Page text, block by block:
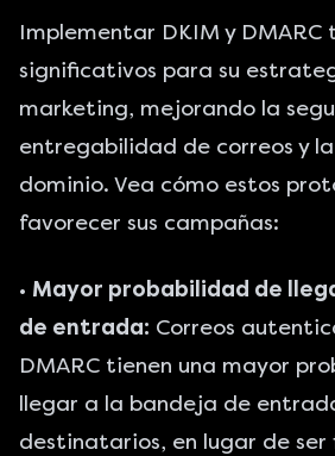
Implementar DKIM y DMARC
significativos para su
marketing, mejorando la
entregabilidad de correos y
dominio. Vea cómo estos
favorecer sus campañas:
• Mayor probabilidad de
de entrada: Correos
DMARC tienen una mayor
llegar a la bandeja de
destinatarios, en lugar de